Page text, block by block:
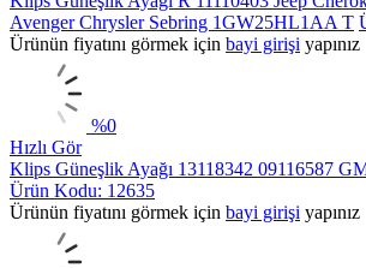
Avenger Chrysler Sebring 1GW25HL1AA T
Ürünün fiyatını görmek için bayi girişi yapınız
%0
Hızlı Gör
Klips Güneşlik Ayağı 13118342 09116587
Ürün Kodu: 12635
Ürünün fiyatını görmek için bayi girişi yapınız